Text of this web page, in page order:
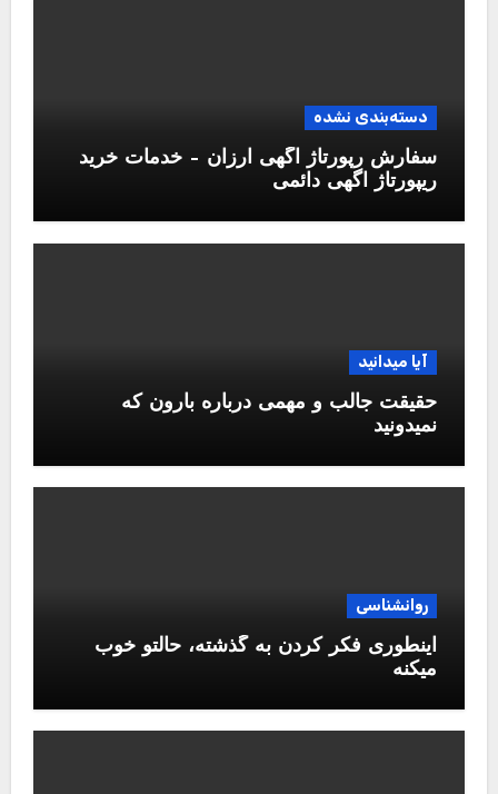
دسته‌بندی نشده
سفارش رپورتاژ آگهی ارزان – خدمات خرید
ریپورتاژ اگهی دائمی
آیا میدانید
حقیقت جالب و مهمی درباره بارون که
نمیدونید
روانشناسی
اینطوری فکر کردن به گذشته، حالتو خوب
میکنه